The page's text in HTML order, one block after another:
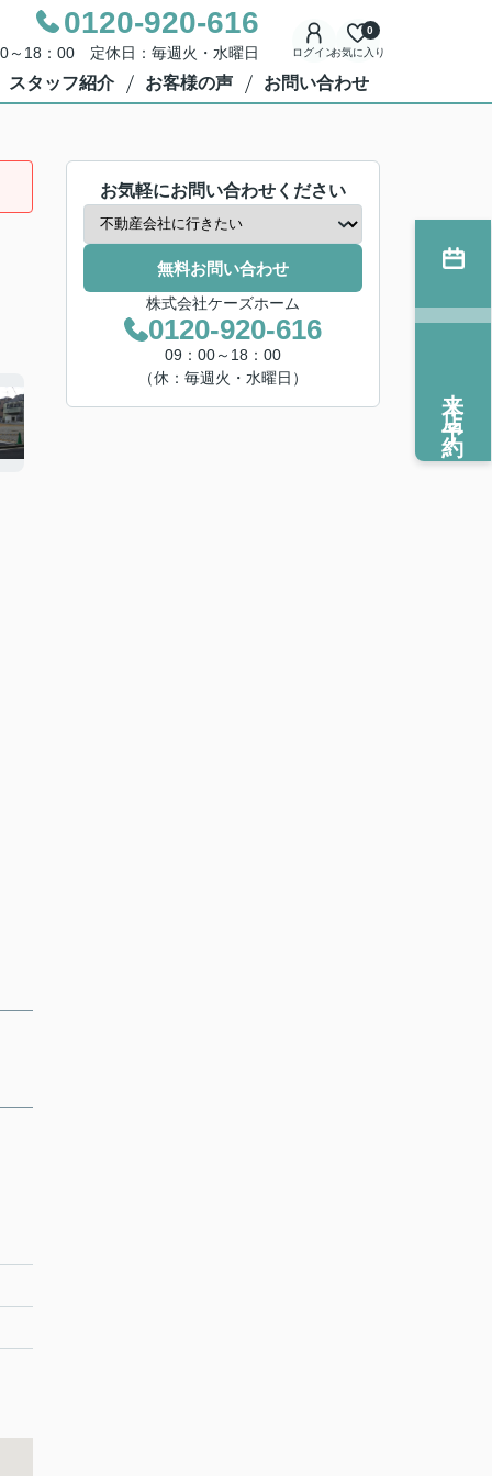
0120-920-616
～18：00 定休日：毎週火・水曜日 ログインお気に入り
0
スタッフ紹介 お客様の声 お問い合わせ
お気軽にお問い合わせください
無料お問い合わせ
株式会社ケーズホーム
0120-920-616
09：00～18：00
（休：毎週火・水曜日）
来店予約